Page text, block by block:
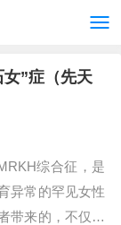
”症（先天
综合征，是
异常的罕见女性
带来的，不仅是